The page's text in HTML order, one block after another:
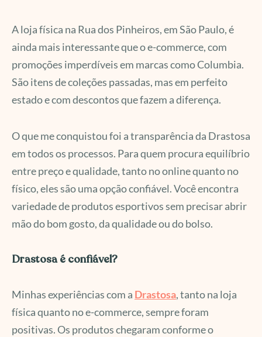
A loja física na Rua dos Pinheiros, em São Paulo, é
ainda mais interessante que o e-commerce, com
promoções imperdíveis em marcas como Columbia.
São itens de coleções passadas, mas em perfeito
estado e com descontos que fazem a diferença.
O que me conquistou foi a transparência da Drastosa
em todos os processos. Para quem procura equilíbrio
entre preço e qualidade, tanto no online quanto no
físico, eles são uma opção confiável. Você encontra
variedade de produtos esportivos sem precisar abrir
mão do bom gosto, da qualidade ou do bolso.
Drastosa é confiável?
Minhas experiências com a Drastosa, tanto na loja
física quanto no e-commerce, sempre foram
positivas. Os produtos chegaram conforme o